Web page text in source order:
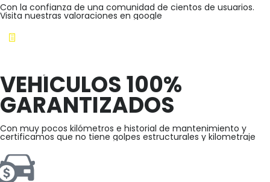
Con la confianza de una comunidad de cientos de usuarios.
Visita nuestras valoraciones en google
VEHÍCULOS 100%
GARANTIZADOS
Con muy pocos kilómetros e historial de mantenimiento y
certificamos que no tiene golpes estructurales y kilometraje